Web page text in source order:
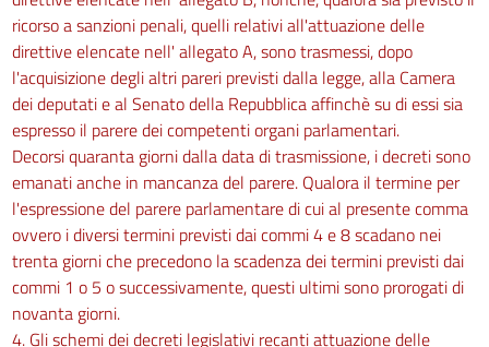
ricorso a sanzioni penali, quelli relativi all'attuazione delle
direttive elencate nell' allegato A, sono trasmessi, dopo
l'acquisizione degli altri pareri previsti dalla legge, alla Camera
dei deputati e al Senato della Repubblica affinchè su di essi sia
espresso il parere dei competenti organi parlamentari.
Decorsi quaranta giorni dalla data di trasmissione, i decreti sono
emanati anche in mancanza del parere. Qualora il termine per
l'espressione del parere parlamentare di cui al presente comma
ovvero i diversi termini previsti dai commi 4 e 8 scadano nei
trenta giorni che precedono la scadenza dei termini previsti dai
commi 1 o 5 o successivamente, questi ultimi sono prorogati di
novanta giorni.
4. Gli schemi dei decreti legislativi recanti attuazione delle